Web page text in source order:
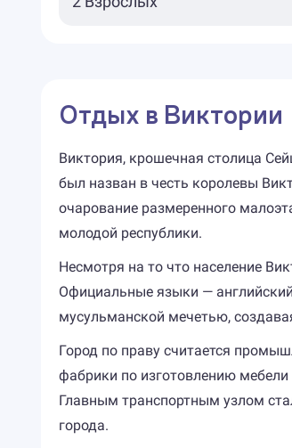
Отдых в Виктории
Виктория, крошечная столица
был назван в честь королевы
очарование размеренного
молодой республики.
Несмотря на то что население
Официальные языки —
мусульманской мечетью,
Город по праву считается
фабрики по изготовлению
Главным транспортным узлом
города.